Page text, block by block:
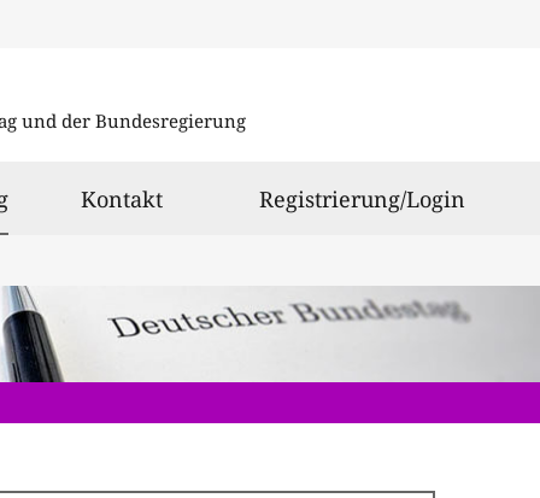
und der Bundesregierung
ausgewählt
Kontakt Registrierung/Login